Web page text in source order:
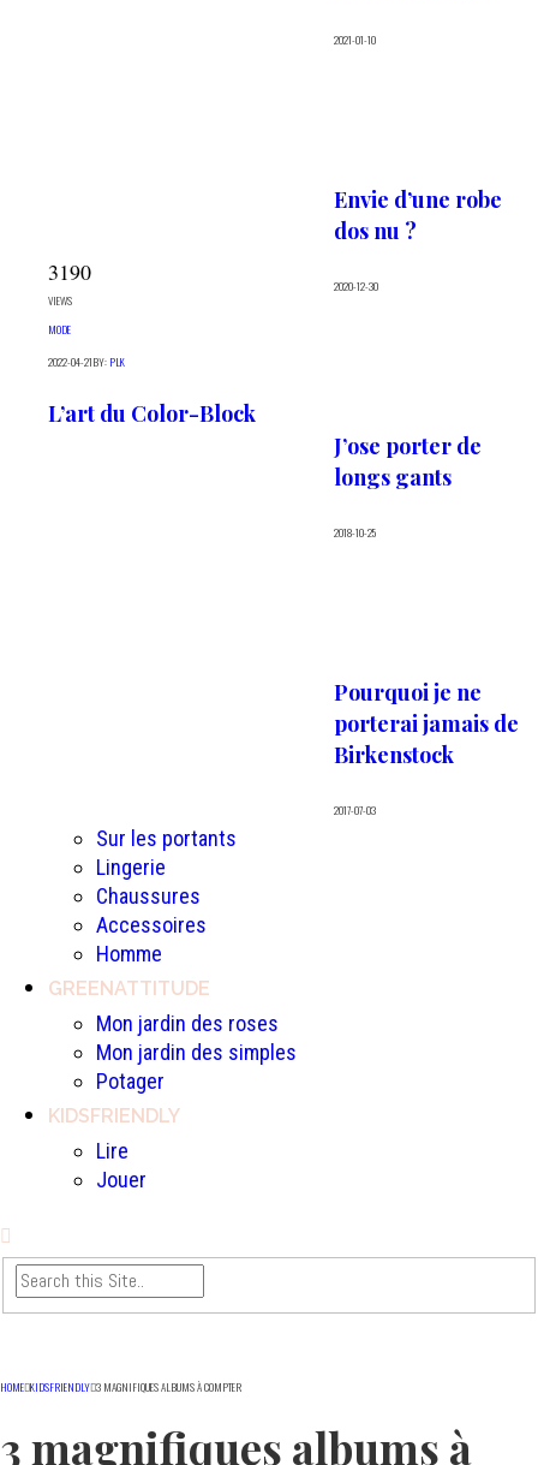
3190
VIEWS
MODE
2022-04-21BY: PLK
L’art du Color-Block
2021-01-10
Envie d’une robe
dos nu ?
2020-12-30
J’ose porter de
longs gants
2018-10-25
Pourquoi je ne
porterai jamais de
Birkenstock
2017-07-03
Sur les portants
Lingerie
Chaussures
Accessoires
Homme
GREENATTITUDE
Mon jardin des roses
Mon jardin des simples
Potager
KIDSFRIENDLY
Lire
Jouer
HOME KIDSFRIENDLY 3 MAGNIFIQUES ALBUMS À COMPTER
3 magnifiques albums à